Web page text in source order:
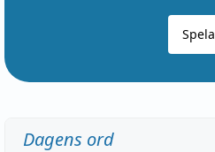
Spela
Dagens ord